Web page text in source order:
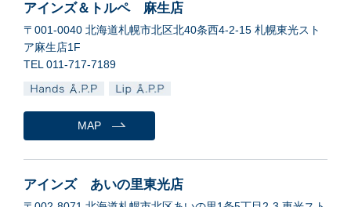
アインズ＆トルペ 麻生店
〒001-0040 北海道札幌市北区北40条西4-2-15 札幌東光スト
ア麻生店1F
TEL 011-717-7189
MAP
アインズ あいの里東光店